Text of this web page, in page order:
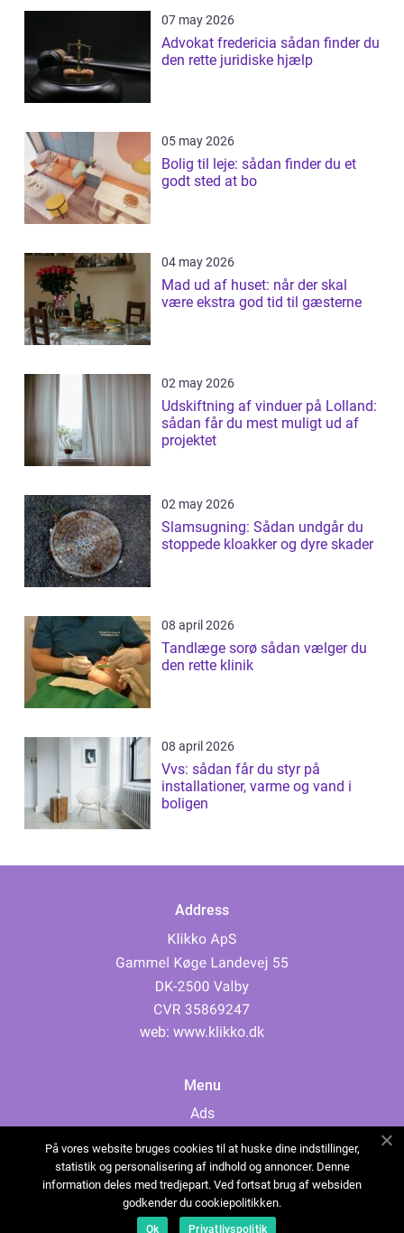
07 may 2026
Advokat fredericia sådan finder du
den rette juridiske hjælp
05 may 2026
Bolig til leje: sådan finder du et
godt sted at bo
04 may 2026
Mad ud af huset: når der skal
være ekstra god tid til gæsterne
02 may 2026
Udskiftning af vinduer på Lolland:
sådan får du mest muligt ud af
projektet
02 may 2026
Slamsugning: Sådan undgår du
stoppede kloakker og dyre skader
08 april 2026
Tandlæge sorø sådan vælger du
den rette klinik
08 april 2026
Vvs: sådan får du styr på
installationer, varme og vand i
boligen
Address
web: www.klikko.dk
Menu
Ads
Cookies
Contact
Sitemap
På vores website bruges cookies til at huske dine indstillinger,
statistik og personalisering af indhold og annoncer. Denne
information deles med tredjepart. Ved fortsat brug af websiden
godkender du cookiepolitikken.
Ok Privatlivspolitik